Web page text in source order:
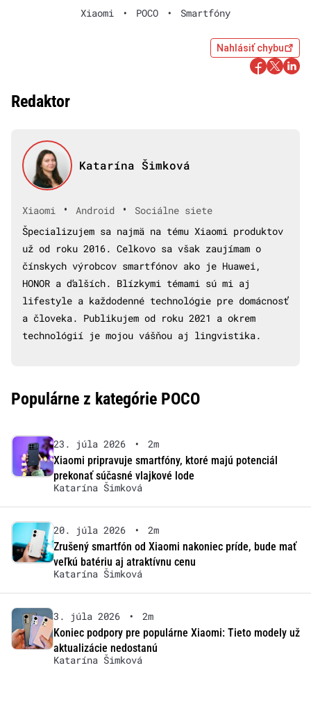
Xiaomi • POCO • Smartfóny
Nahlásiť chybu
Redaktor
Katarína Šimková
Xiaomi • Android •
Sociálne siete
Špecializujem sa najmä na tému Xiaomi produktov
už od roku 2016. Celkovo sa však zaujímam o
čínskych výrobcov smartfónov ako je Huawei,
HONOR a ďalších. Blízkymi témami sú mi aj
lifestyle a každodenné technológie pre domácnosť
a človeka. Publikujem od roku 2021 a okrem
technológií je mojou vášňou aj lingvistika.
Populárne z kategórie POCO
23. júla 2026 •
2m
Xiaomi pripravuje smartfóny, ktoré majú potenciál
prekonať súčasné vlajkové lode
Katarína Šimková
20. júla 2026 •
2m
Zrušený smartfón od Xiaomi nakoniec príde, bude mať
veľkú batériu aj atraktívnu cenu
Katarína Šimková
3. júla 2026 •
2m
Koniec podpory pre populárne Xiaomi: Tieto modely už
aktualizácie nedostanú
Katarína Šimková